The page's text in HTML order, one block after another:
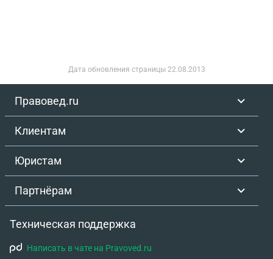
является самостоятельным основанием по п. 4 ч.
имя не является технически необходимым для
то же основание? Если нет, достаточно ли для
«Имя» является необязательным, * б) И того, что в
указано, что предоставление и обработка имени
предназначены для персонализации сервиса и
являются частью договора? 2. Соответствует ли
чекбоксом, объединяющим принятие оферты и
Дата обновления страницы 22.08.2013
Правовед.ru
Клиентам
Юристам
Партнёрам
Техническая поддержка
Написать в чате на Pravoved.ru